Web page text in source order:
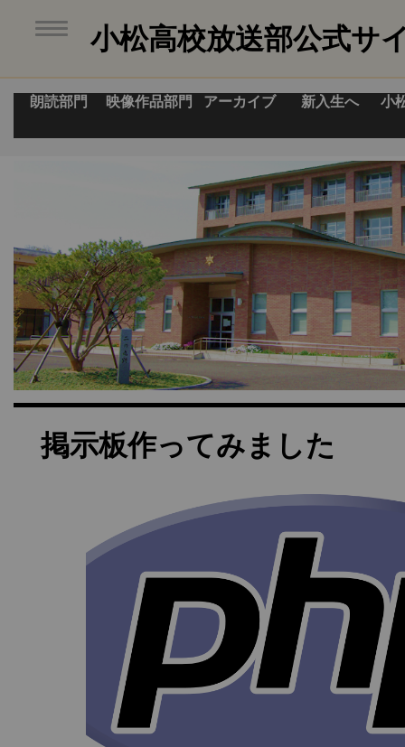
小松高校放送部公式サ
朗読部門 映像作品部門 アーカイブ 新入生へ 小
掲示板作ってみました